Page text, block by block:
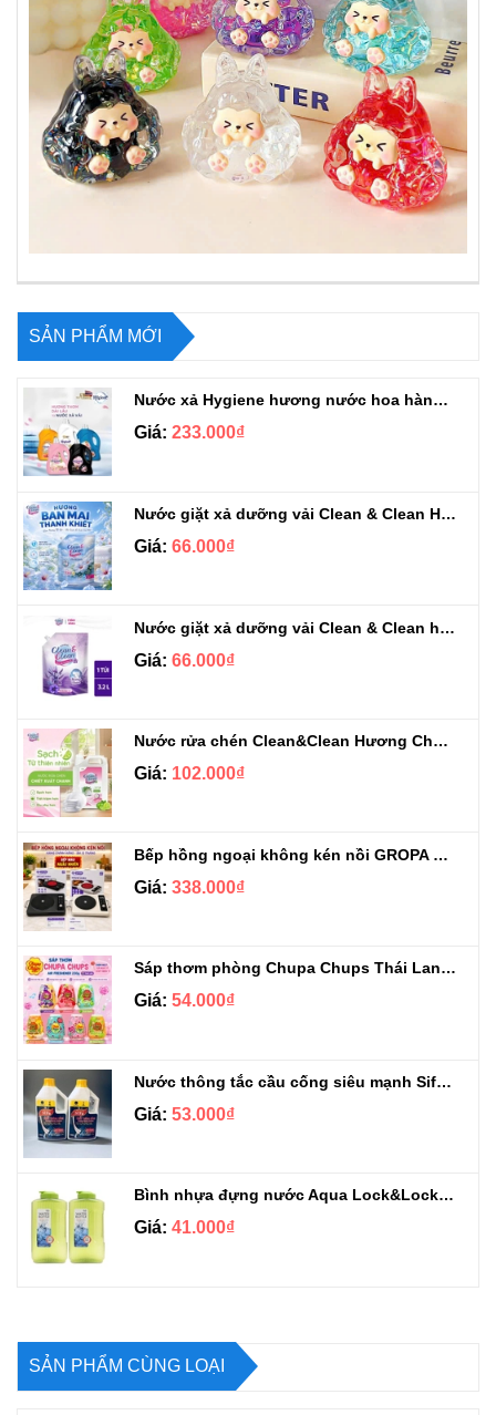
SẢN PHẨM MỚI
Nước xả Hygiene hương nước hoa hàng chuẩn Thái can 3L3
Giá: 233.000₫
Nước giặt xả dưỡng vải Clean & Clean Hương Ban Mai 3.2kg
Giá: 66.000₫
Nước giặt xả dưỡng vải Clean & Clean hương Violet 3.2kg
Giá: 66.000₫
Nước rửa chén Clean&Clean Hương Chanh Can 5L
Giá: 102.000₫
Bếp hồng ngoại không kén nồi GROPA G1-608
Giá: 338.000₫
Sáp thơm phòng Chupa Chups Thái Lan 230g
Giá: 54.000₫
Nước thông tắc cầu cống siêu mạnh Sifa 1.4kg
Giá: 53.000₫
Bình nhựa đựng nước Aqua Lock&Lock 2.1L
Giá: 41.000₫
SẢN PHẨM CÙNG LOẠI